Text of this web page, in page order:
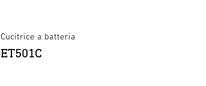
Cucitrice a batteria
ET501C